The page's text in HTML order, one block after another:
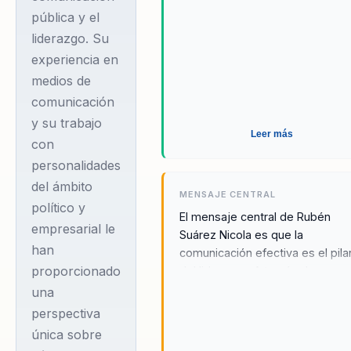
habilidades
comunicativas y a
construir marcas
distintivas. Su
enfoque se centra
en el desarrollo
personal y
profesional,
potenciando la
comunicación hacia
grandes públicos,
grupos de personas
o clientes
individuales. Rubén
pública y el
liderazgo. Su
experiencia en
medios de
comunicación
y su trabajo
con
personalidades
del ámbito
político y
empresarial le
han
proporcionado
una
perspectiva
única sobre
Leer más
MENSAJE CENTRAL
El mensaje central de Rubén
Suárez Nicola es que la
comunicación efectiva es el